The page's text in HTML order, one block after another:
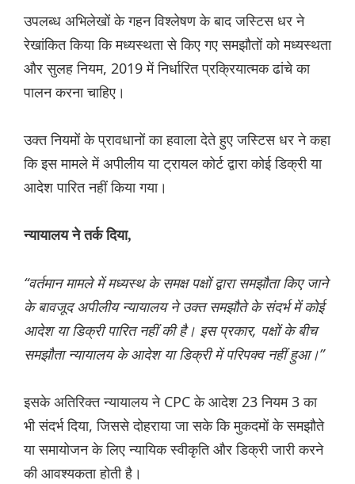
उपलब्ध अभिलेखों के गहन विश्लेषण के बाद जस्टिस धर ने
रेखांकित किया कि मध्यस्थता से किए गए समझौतों को मध्यस्थता
और सुलह नियम, 2019 में निर्धारित प्रक्रियात्मक ढांचे का
पालन करना चाहिए।
उक्त नियमों के प्रावधानों का हवाला देते हुए जस्टिस धर ने कहा
कि इस मामले में अपीलीय या ट्रायल कोर्ट द्वारा कोई डिक्री या
आदेश पारित नहीं किया गया।
न्यायालय ने तर्क दिया,
“वर्तमान मामले में मध्यस्थ के समक्ष पक्षों द्वारा समझौता किए जाने
के बावजूद अपीलीय न्यायालय ने उक्त समझौते के संदर्भ में कोई
आदेश या डिक्री पारित नहीं की है। इस प्रकार, पक्षों के बीच
समझौता न्यायालय के आदेश या डिक्री में परिपक्व नहीं हुआ।”
इसके अतिरिक्त न्यायालय ने CPC के आदेश 23 नियम 3 का
भी संदर्भ दिया, जिससे दोहराया जा सके कि मुकदमों के समझौते
या समायोजन के लिए न्यायिक स्वीकृति और डिक्री जारी करने
की आवश्यकता होती है।